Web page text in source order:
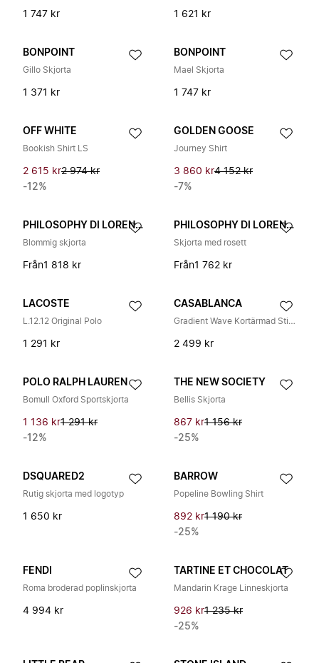
1 747 kr 1 621 kr
BONPOINT
Gillo Skjorta
1 371 kr
BONPOINT
Mael Skjorta
1 747 kr
OFF WHITE
Bookish Shirt LS
2 615 kr2 974 kr
-12%
GOLDEN GOOSE
Journey Shirt
3 860 kr4 152 kr
-7%
PHILOSOPHY DI LORENZO SERAFINI
Blommig skjorta
Från1 818 kr
PHILOSOPHY DI LORENZO SERAFINI
Skjorta med rosett
Från1 762 kr
LACOSTE
L.12.12 Original Polo
1 291 kr
CASABLANCA
Gradient Wave Kortärmad Stickad Skjorta
2 499 kr
POLO RALPH LAUREN
Bomull Oxford Sportskjorta
1 136 kr1 291 kr
-12%
THE NEW SOCIETY
Bellis Skjorta
867 kr1 156 kr
-25%
DSQUARED2
Rutig skjorta med logotyp
1 650 kr
BARROW
Popeline Bowling Shirt
892 kr1 190 kr
-25%
FENDI
Roma broderad poplinskjorta
4 994 kr
TARTINE ET CHOCOLAT
Mandarin Krage Linneskjorta
926 kr1 235 kr
-25%